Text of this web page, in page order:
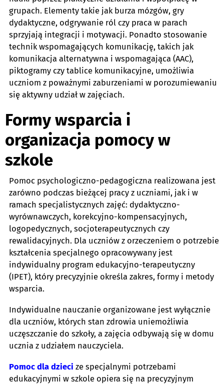
grupach. Elementy takie jak burza mózgów, gry
dydaktyczne, odgrywanie ról czy praca w parach
sprzyjają integracji i motywacji. Ponadto stosowanie
technik wspomagających komunikację, takich jak
komunikacja alternatywna i wspomagająca (AAC),
piktogramy czy tablice komunikacyjne, umożliwia
uczniom z poważnymi zaburzeniami w porozumiewaniu
się aktywny udział w zajęciach.
Formy wsparcia i
organizacja pomocy w
szkole
Pomoc psychologiczno-pedagogiczna realizowana jest
zarówno podczas bieżącej pracy z uczniami, jak i w
ramach specjalistycznych zajęć: dydaktyczno-
wyrównawczych, korekcyjno-kompensacyjnych,
logopedycznych, socjoterapeutycznych czy
rewalidacyjnych. Dla uczniów z orzeczeniem o potrzebie
kształcenia specjalnego opracowywany jest
indywidualny program edukacyjno-terapeutyczny
(IPET), który precyzyjnie określa zakres, formy i metody
wsparcia.
Indywidualne nauczanie organizowane jest wyłącznie
dla uczniów, których stan zdrowia uniemożliwia
uczęszczanie do szkoły, a zajęcia odbywają się w domu
ucznia z udziałem nauczyciela.
Pomoc dla dzieci ze specjalnymi potrzebami
edukacyjnymi w szkole opiera się na precyzyjnym